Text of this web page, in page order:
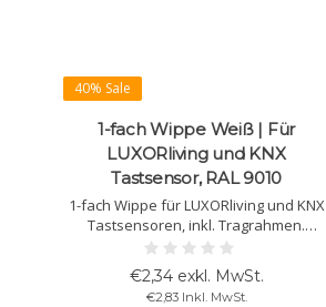
40% Sale
1-fach Wippe Weiß | Für
LUXORliving und KNX
Tastsensor, RAL 9010
1-fach Wippe für LUXORliving und KNX
Tastsensoren, inkl. Tragrahmen.
Glänzend weiß (RAL 9010), passend für
55 mm Programme.
€2,34 exkl. MwSt.
€2,83 Inkl. MwSt.